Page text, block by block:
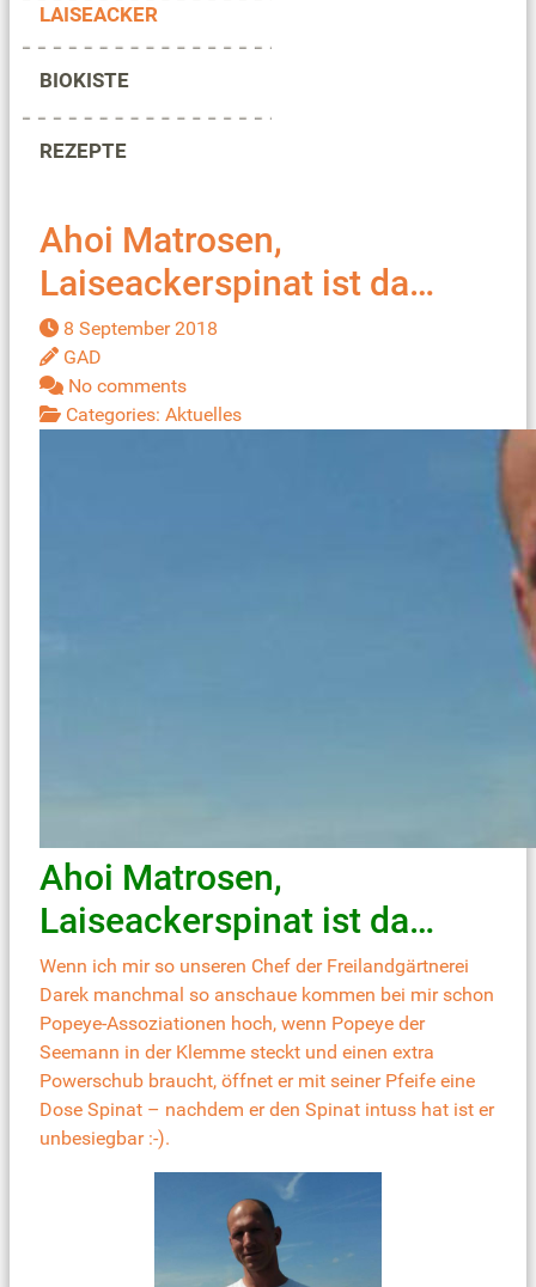
LAISEACKER
BIOKISTE
REZEPTE
Ahoi Matrosen,
Laiseackerspinat ist da…
8 September 2018
GAD
No comments
Categories: Aktuelles
Ahoi Matrosen,
Laiseackerspinat ist da…
Wenn ich mir so unseren Chef der Freilandgärtnerei
Darek manchmal so anschaue kommen bei mir schon
Popeye-Assoziationen hoch, wenn Popeye der
Seemann in der Klemme steckt und einen extra
Powerschub braucht, öffnet er mit seiner Pfeife eine
Dose Spinat – nachdem er den Spinat intuss hat ist er
unbesiegbar :-).